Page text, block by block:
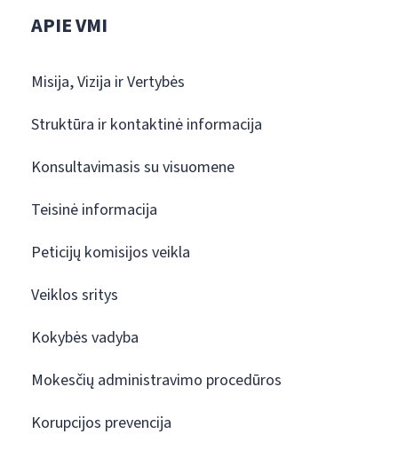
APIE VMI
Misija, Vizija ir Vertybės
Struktūra ir kontaktinė informacija
Konsultavimasis su visuomene
Teisinė informacija
Peticijų komisijos veikla
Veiklos sritys
Kokybės vadyba
Mokesčių administravimo procedūros
Korupcijos prevencija